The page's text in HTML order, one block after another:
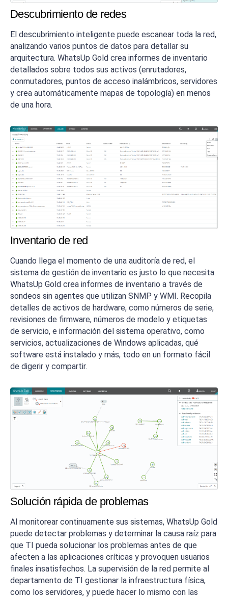
Descubrimiento de redes
El descubrimiento inteligente puede escanear toda la red,
analizando varios puntos de datos para detallar su
arquitectura. WhatsUp Gold crea informes de inventario
detallados sobre todos sus activos (enrutadores,
conmutadores, puntos de acceso inalámbricos, servidores
y crea automáticamente mapas de topología) en menos
de una hora.
Inventario de red
Cuando llega el momento de una auditoría de red, el
sistema de gestión de inventario es justo lo que necesita.
WhatsUp Gold crea informes de inventario a través de
sondeos sin agentes que utilizan SNMP y WMI. Recopila
detalles de activos de hardware, como números de serie,
revisiones de firmware, números de modelo y etiquetas
de servicio, e información del sistema operativo, como
servicios, actualizaciones de Windows aplicadas, qué
software está instalado y más, todo en un formato fácil
de digerir y compartir.
Solución rápida de problemas
Al monitorear continuamente sus sistemas, WhatsUp Gold
puede detectar problemas y determinar la causa raíz para
que TI pueda solucionar los problemas antes de que
afecten a las aplicaciones críticas y provoquen usuarios
finales insatisfechos. La supervisión de la red permite al
departamento de TI gestionar la infraestructura física,
como los servidores, y puede hacer lo mismo con las